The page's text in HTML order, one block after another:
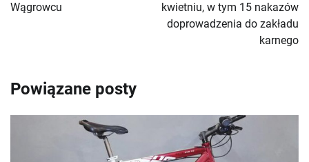
Wągrowcu
kwietniu, w tym 15 nakazów
doprowadzenia do zakładu
karnego
Powiązane posty